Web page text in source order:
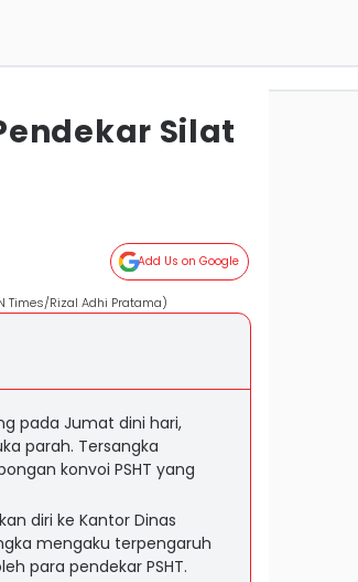
Silat
Add Us on Google
Times/Rizal Adhi Pratama)
pada Jumat dini hari,
parah. Tersangka
konvoi PSHT yang
diri ke Kantor Dinas
mengaku terpengaruh
para pendekar PSHT.